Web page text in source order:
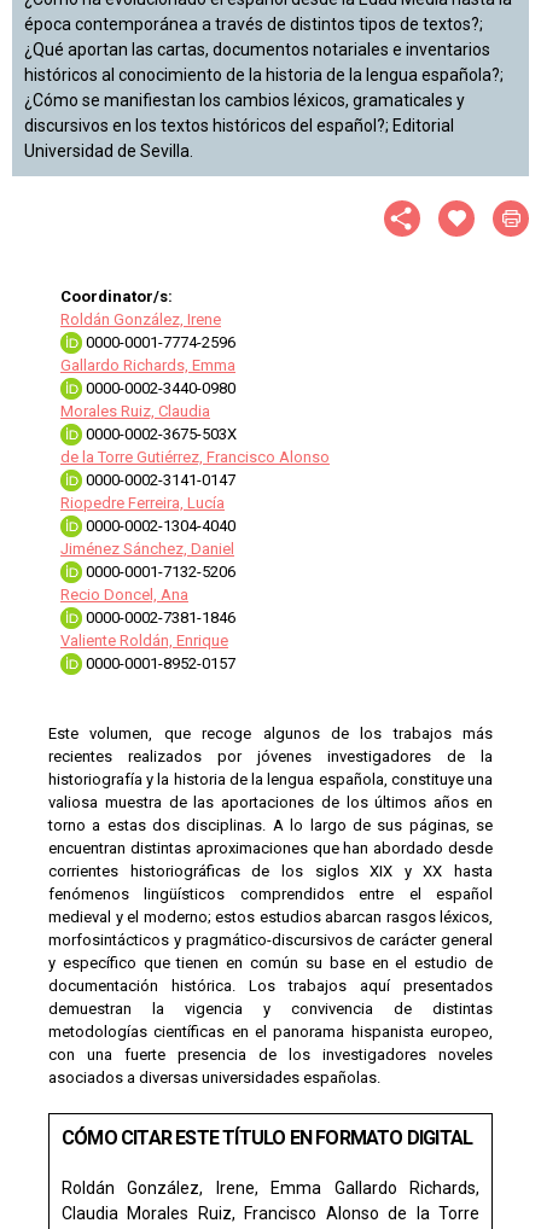
época contemporánea a través de distintos tipos de textos?;
¿Qué aportan las cartas, documentos notariales e inventarios
históricos al conocimiento de la historia de la lengua española?;
¿Cómo se manifiestan los cambios léxicos, gramaticales y
discursivos en los textos históricos del español?; Editorial
Universidad de Sevilla.
Coordinator/s:
Roldán González, Irene
0000-0001-7774-2596
Gallardo Richards, Emma
0000-0002-3440-0980
Morales Ruiz, Claudia
0000-0002-3675-503X
de la Torre Gutiérrez, Francisco Alonso
0000-0002-3141-0147
Riopedre Ferreira, Lucía
0000-0002-1304-4040
Jiménez Sánchez, Daniel
0000-0001-7132-5206
Recio Doncel, Ana
0000-0002-7381-1846
Valiente Roldán, Enrique
0000-0001-8952-0157
Este volumen, que recoge algunos de los trabajos más
recientes realizados por jóvenes investigadores de la
historiografía y la historia de la lengua española, constituye una
valiosa muestra de las aportaciones de los últimos años en
torno a estas dos disciplinas. A lo largo de sus páginas, se
encuentran distintas aproximaciones que han abordado desde
corrientes historiográficas de los siglos XIX y XX hasta
fenómenos lingüísticos comprendidos entre el español
medieval y el moderno; estos estudios abarcan rasgos léxicos,
morfosintácticos y pragmático-discursivos de carácter general
y específico que tienen en común su base en el estudio de
documentación histórica. Los trabajos aquí presentados
demuestran la vigencia y convivencia de distintas
metodologías científicas en el panorama hispanista europeo,
con una fuerte presencia de los investigadores noveles
asociados a diversas universidades españolas.
CÓMO CITAR ESTE TÍTULO EN FORMATO DIGITAL
Roldán González, Irene, Emma Gallardo Richards,
Claudia Morales Ruiz, Francisco Alonso de la Torre